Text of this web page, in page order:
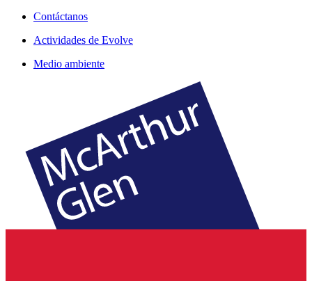
Contáctanos
Actividades de Evolve
Medio ambiente